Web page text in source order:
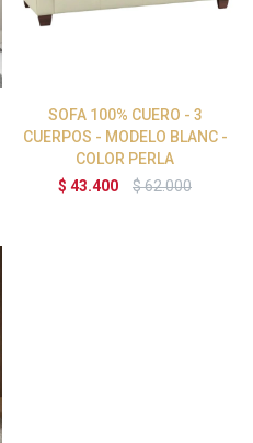
SOFA 100% CUERO - 3
CUERPOS - MODELO BLANC -
COLOR PERLA
$ 43.400 $62.000